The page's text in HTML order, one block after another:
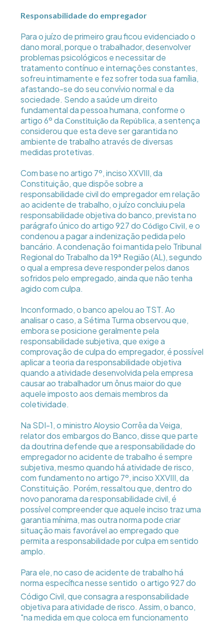
Responsabilidade do empregador
Para o juízo de primeiro grau ficou evidenciado o
dano moral, porque o trabalhador, desenvolver
problemas psicológicos e necessitar de
tratamento contínuo e internações constantes,
sofreu intimamente e fez sofrer toda sua família,
afastando-se do seu convívio normal e da
sociedade. Sendo a saúde um direito
fundamental da pessoa humana, conforme o
artigo 6º da Constituição da República, a sentença
considerou que esta deve ser garantida no
ambiente de trabalho através de diversas
medidas protetivas.
Com base no artigo 7º, inciso XXVIII, da
Constituição, que dispõe sobre a
responsabilidade civil do empregador em relação
ao acidente de trabalho, o juízo concluiu pela
responsabilidade objetiva do banco, prevista no
parágrafo único do artigo 927 do Código Civil, e o
condenou a pagar a indenização pedida pelo
bancário. A condenação foi mantida pelo Tribunal
Regional do Trabalho da 19ª Região (AL), segundo
o qual a empresa deve responder pelos danos
sofridos pelo empregado, ainda que não tenha
agido com culpa.
Inconformado, o banco apelou ao TST. Ao
analisar o caso, a Sétima Turma observou que,
embora se posicione geralmente pela
responsabilidade subjetiva, que exige a
comprovação de culpa do empregador, é possível
aplicar a teoria da responsabilidade objetiva
quando a atividade desenvolvida pela empresa
causar ao trabalhador um ônus maior do que
aquele imposto aos demais membros da
coletividade.
Na SDI-1, o ministro Aloysio Corrêa da Veiga,
relator dos embargos do Banco, disse que parte
da doutrina defende que a responsabilidade do
empregador no acidente de trabalho é sempre
subjetiva, mesmo quando há atividade de risco,
com fundamento no artigo 7º, inciso XXVIII, da
Constituição. Porém, ressaltou que, dentro do
novo panorama da responsabilidade civil, é
possível compreender que aquele inciso traz uma
garantia mínima, mas outra norma pode criar
situação mais favorável ao empregado que
permita a responsabilidade por culpa em sentido
amplo.
Para ele, no caso de acidente de trabalho há
norma específica nesse sentido  o artigo 927 do
Código Civil, que consagra a responsabilidade
objetiva para atividade de risco. Assim, o banco,
"na medida em que coloca em funcionamento